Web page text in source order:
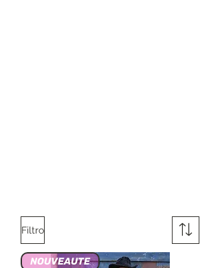
Filtro
NOUVEAUTE